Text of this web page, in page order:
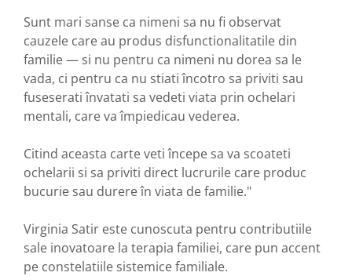
Sunt mari sanse ca nimeni sa nu fi observat
cauzele care au produs disfunctionalitatile din
familie — si nu pentru ca nimeni nu dorea sa le
vada, ci pentru ca nu stiati încotro sa priviti sau
fuseserati învatati sa vedeti viata prin ochelari
mentali, care va împiedicau vederea.
Citind aceasta carte veti începe sa va scoateti
ochelarii si sa priviti direct lucrurile care produc
bucurie sau durere în viata de familie."
Virginia Satir este cunoscuta pentru contributiile
sale inovatoare la terapia familiei, care pun accent
pe constelatiile sistemice familiale.